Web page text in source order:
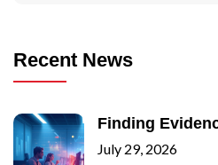
Recent News
Finding
July 29, 2026